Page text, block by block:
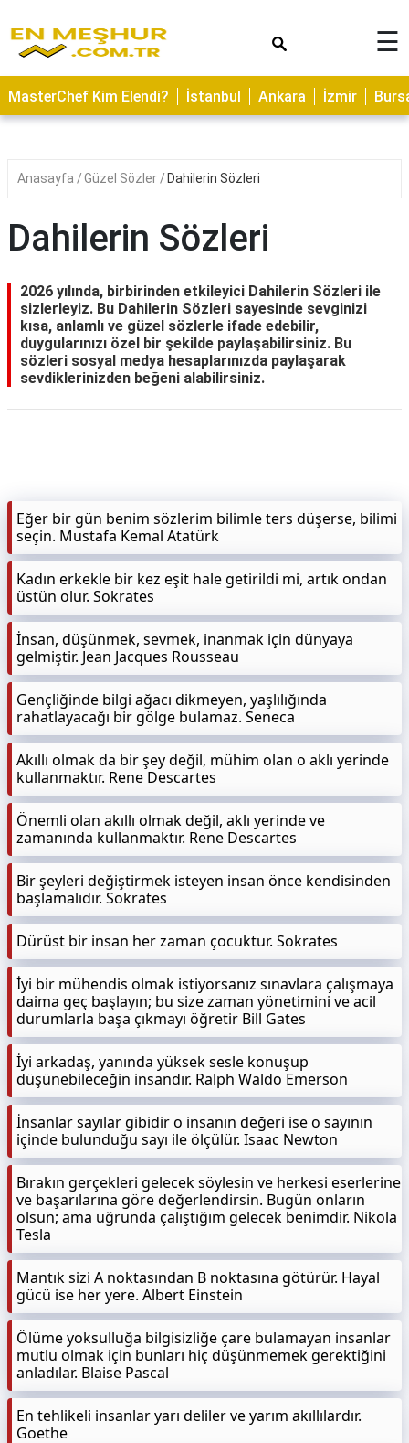
ASTROLOJİ
SAĞLIK
YERLER
NEDİR
KAMP
ALANLARI
HAMİLELİK
☰
MasterChef Kim Elendi? İstanbul Ankara İzmir
Anasayfa Güzel Sözler Dahilerin Sözleri
Dahilerin Sözleri
2026 yılında, birbirinden etkileyici Dahilerin Sözleri ile
sizlerleyiz. Bu Dahilerin Sözleri sayesinde sevginizi
kısa, anlamlı ve güzel sözlerle ifade edebilir,
duygularınızı özel bir şekilde paylaşabilirsiniz. Bu
sözleri sosyal medya hesaplarınızda paylaşarak
sevdiklerinizden beğeni alabilirsiniz.
Eğer bir gün benim sözlerim bilimle ters düşerse, bilimi
seçin. Mustafa Kemal Atatürk
Kadın erkekle bir kez eşit hale getirildi mi, artık ondan
üstün olur. Sokrates
İnsan, düşünmek, sevmek, inanmak için dünyaya
gelmiştir. Jean Jacques Rousseau
Gençliğinde bilgi ağacı dikmeyen, yaşlılığında
rahatlayacağı bir gölge bulamaz. Seneca
Akıllı olmak da bir şey değil, mühim olan o aklı yerinde
kullanmaktır. Rene Descartes
Önemli olan akıllı olmak değil, aklı yerinde ve
zamanında kullanmaktır. Rene Descartes
Bir şeyleri değiştirmek isteyen insan önce kendisinden
başlamalıdır. Sokrates
Dürüst bir insan her zaman çocuktur. Sokrates
İyi bir mühendis olmak istiyorsanız sınavlara çalışmaya
daima geç başlayın; bu size zaman yönetimini ve acil
durumlarla başa çıkmayı öğretir Bill Gates
İyi arkadaş, yanında yüksek sesle konuşup
düşünebileceğin insandır. Ralph Waldo Emerson
İnsanlar sayılar gibidir o insanın değeri ise o sayının
içinde bulunduğu sayı ile ölçülür. Isaac Newton
Bırakın gerçekleri gelecek söylesin ve herkesi eserlerine
ve başarılarına göre değerlendirsin. Bugün onların
olsun; ama uğrunda çalıştığım gelecek benimdir. Nikola
Tesla
Mantık sizi A noktasından B noktasına götürür. Hayal
gücü ise her yere. Albert Einstein
Ölüme yoksulluğa bilgisizliğe çare bulamayan insanlar
mutlu olmak için bunları hiç düşünmemek gerektiğini
anladılar. Blaise Pascal
En tehlikeli insanlar yarı deliler ve yarım akıllılardır.
Goethe